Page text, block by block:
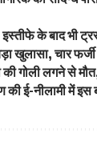
इस्तीफे के बाद भी
खुलासा, चार फर्जी
की गोली लगने से
की ई-नीलामी में इस